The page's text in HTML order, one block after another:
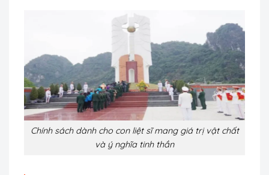
Chính sách dành cho con liệt sĩ mang giá trị vật chất
và ý nghĩa tinh thần